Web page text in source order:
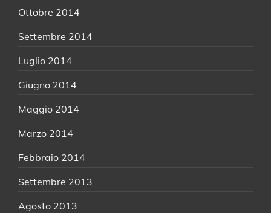
Ottobre 2014
Settembre 2014
Luglio 2014
Giugno 2014
Maggio 2014
Marzo 2014
Febbraio 2014
Settembre 2013
Agosto 2013